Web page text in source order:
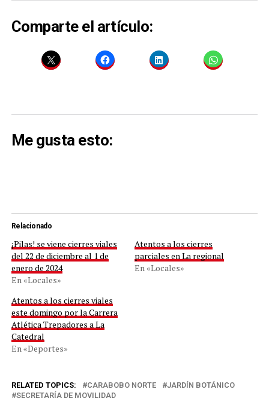
Comparte el artículo:
Me gusta esto:
Relacionado
¡Pilas! se viene cierres viales
del 22 de diciembre al 1 de
enero de 2024
En «Locales»
Atentos a los cierres
parciales en La regional
En «Locales»
Atentos a los cierres viales
este domingo por la Carrera
Atlética Trepadores a La
Catedral
En «Deportes»
RELATED TOPICS: CARABOBO NORTE
JARDÍN BOTÁNICO
SECRETARÍA DE MOVILIDAD